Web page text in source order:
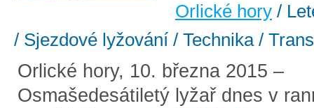
Orlické hory /
/ Sjezdové lyžování / Technika /
Orlické hory, 10. března 2015 –
Osmašedesátiletý lyžař dnes v